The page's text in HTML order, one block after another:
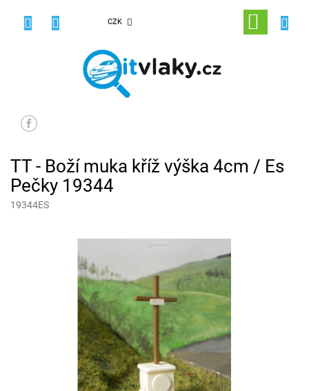
CZK
NÁKUPNÍ
KOŠÍK
TT - Boží muka kříž výška 4cm / Es
Pečky 19344
19344ES